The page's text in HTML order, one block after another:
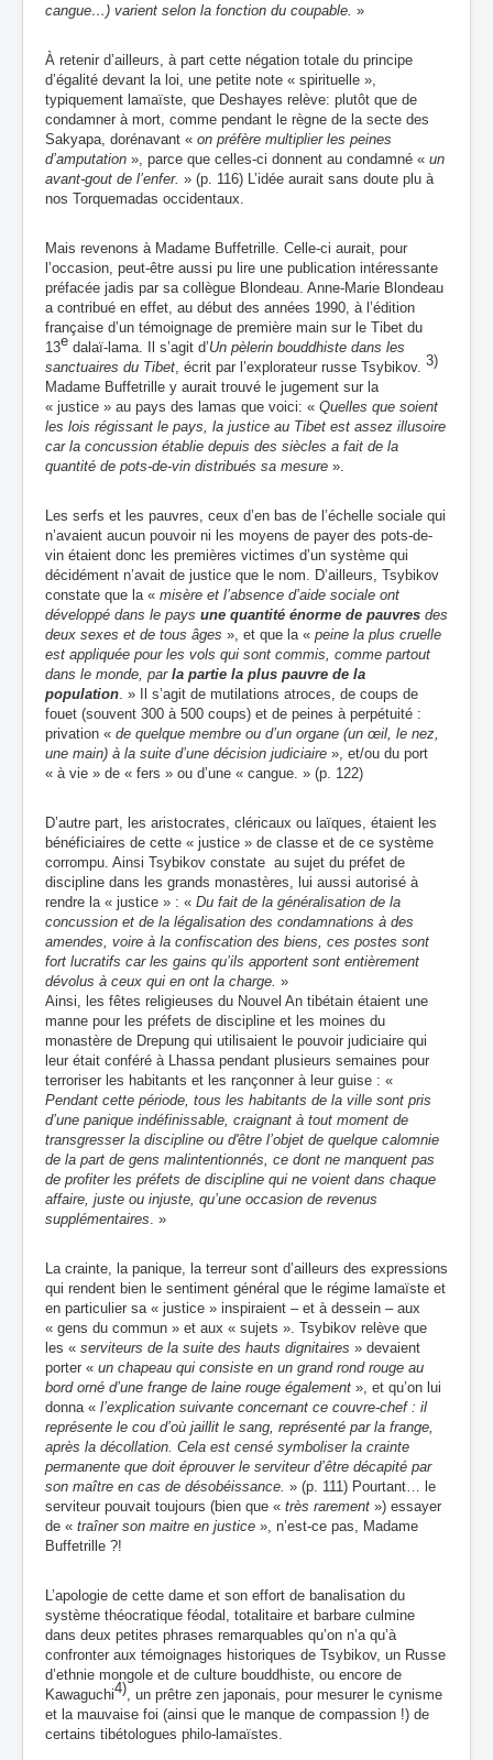
cangue…) varient selon la fonction du coupable. »
À retenir d’ailleurs, à part cette négation totale du principe
d’égalité devant la loi, une petite note « spirituelle »,
typiquement lamaïste, que Deshayes relève: plutôt que de
condamner à mort, comme pendant le règne de la secte des
Sakyapa, dorénavant « on préfère multiplier les peines
d’amputation », parce que celles-ci donnent au condamné « un
avant-gout de l’enfer. » (p. 116) L’idée aurait sans doute plu à
nos Torquemadas occidentaux.
Mais revenons à Madame Buffetrille. Celle-ci aurait, pour
l’occasion, peut-être aussi pu lire une publication intéressante
préfacée jadis par sa collègue Blondeau. Anne-Marie Blondeau
a contribué en effet, au début des années 1990, à l’édition
française d’un témoignage de première main sur le Tibet du
13e dalaï-lama. Il s’agit d’Un pèlerin bouddhiste dans les
sanctuaires du Tibet, écrit par l’explorateur russe Tsybikov. 3)
Madame Buffetrille y aurait trouvé le jugement sur la
« justice » au pays des lamas que voici: « Quelles que soient
les lois régissant le pays, la justice au Tibet est assez illusoire
car la concussion établie depuis des siècles a fait de la
quantité de pots-de-vin distribués sa mesure ».
Les serfs et les pauvres, ceux d’en bas de l’échelle sociale qui
n’avaient aucun pouvoir ni les moyens de payer des pots-de-
vin étaient donc les premières victimes d’un système qui
décidément n’avait de justice que le nom. D’ailleurs, Tsybikov
constate que la « misère et l’absence d’aide sociale ont
développé dans le pays une quantité énorme de pauvres des
deux sexes et de tous âges », et que la « peine la plus cruelle
est appliquée pour les vols qui sont commis, comme partout
dans le monde, par la partie la plus pauvre de la
population. » Il s’agit de mutilations atroces, de coups de
fouet (souvent 300 à 500 coups) et de peines à perpétuité :
privation « de quelque membre ou d’un organe (un œil, le nez,
une main) à la suite d’une décision judiciaire », et/ou du port
« à vie » de « fers » ou d’une « cangue. » (p. 122)
D’autre part, les aristocrates, cléricaux ou laïques, étaient les
bénéficiaires de cette « justice » de classe et de ce système
corrompu. Ainsi Tsybikov constate au sujet du préfet de
discipline dans les grands monastères, lui aussi autorisé à
rendre la « justice » : « Du fait de la généralisation de la
concussion et de la légalisation des condamnations à des
amendes, voire à la confiscation des biens, ces postes sont
fort lucratifs car les gains qu’ils apportent sont entièrement
dévolus à ceux qui en ont la charge. »
Ainsi, les fêtes religieuses du Nouvel An tibétain étaient une
manne pour les préfets de discipline et les moines du
monastère de Drepung qui utilisaient le pouvoir judiciaire qui
leur était conféré à Lhassa pendant plusieurs semaines pour
terroriser les habitants et les rançonner à leur guise : «
Pendant cette période, tous les habitants de la ville sont pris
d’une panique indéfinissable, craignant à tout moment de
transgresser la discipline ou d'être l’objet de quelque calomnie
de la part de gens malintentionnés, ce dont ne manquent pas
de profiter les préfets de discipline qui ne voient dans chaque
affaire, juste ou injuste, qu’une occasion de revenus
supplémentaires. »
La crainte, la panique, la terreur sont d’ailleurs des expressions
qui rendent bien le sentiment général que le régime lamaïste et
en particulier sa « justice » inspiraient – et à dessein – aux
« gens du commun » et aux « sujets ». Tsybikov relève que
les « serviteurs de la suite des hauts dignitaires » devaient
porter « un chapeau qui consiste en un grand rond rouge au
bord orné d’une frange de laine rouge également », et qu’on lui
donna « l’explication suivante concernant ce couvre-chef : il
représente le cou d’où jaillit le sang, représenté par la frange,
après la décollation. Cela est censé symboliser la crainte
permanente que doit éprouver le serviteur d’être décapité par
son maître en cas de désobéissance. » (p. 111) Pourtant… le
serviteur pouvait toujours (bien que « très rarement ») essayer
de « traîner son maitre en justice », n’est-ce pas, Madame
Buffetrille ?!
L’apologie de cette dame et son effort de banalisation du
système théocratique féodal, totalitaire et barbare culmine
dans deux petites phrases remarquables qu’on n’a qu’à
confronter aux témoignages historiques de Tsybikov, un Russe
d’ethnie mongole et de culture bouddhiste, ou encore de
Kawaguchi4), un prêtre zen japonais, pour mesurer le cynisme
et la mauvaise foi (ainsi que le manque de compassion !) de
certains tibétologues philo-lamaïstes.